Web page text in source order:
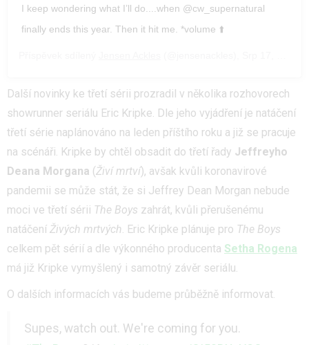
I keep wondering what I’ll do....when @cw_supernatural
finally ends this year. Then it hit me. *volume ⬆️
Další novinky ke třetí sérii prozradil v několika rozhovorech
showrunner seriálu Eric Kripke. Dle jeho vyjádření je natáčení
třetí série naplánováno na leden příštího roku a již se pracuje
na scénáři. Kripke by chtěl obsadit do třetí řady Jeffreyho
Deana Morgana (Živí mrtví), avšak kvůli koronavirové
pandemii se může stát, že si Jeffrey Dean Morgan nebude
moci ve třetí sérii The Boys zahrát, kvůli přerušenému
natáčení Živých mrtvých . Eric Kripke plánuje pro The Boys
celkem pět sérií a dle výkonného producenta Setha Rogena
má již Kripke vymyšlený i samotný závěr seriálu.
O dalších informacích vás budeme průběžně informovat.
Supes, watch out. We're coming for you.